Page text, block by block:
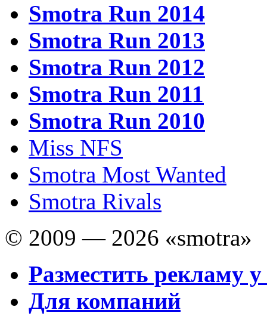
Smotra Run 2014
Smotra Run 2013
Smotra Run 2012
Smotra Run 2011
Smotra Run 2010
Miss NFS
Smotra Most Wanted
Smotra Rivals
© 2009 — 2026 «smotra»
Разместить рекламу у
Для компаний